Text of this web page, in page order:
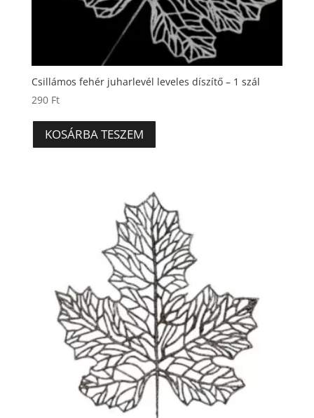
Csillámos fehér juharlevél leveles díszítő – 1 szál
290 Ft
KOSÁRBA TESZEM